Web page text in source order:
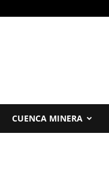
CUENCA MINERA